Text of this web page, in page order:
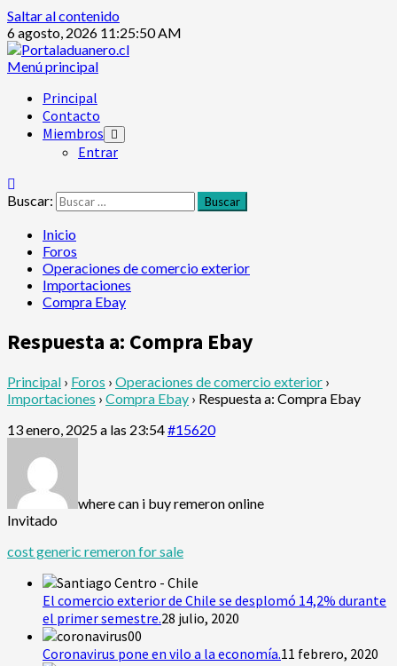
Saltar al contenido
6 agosto, 2026 11:25:50 AM
Menú principal
Principal
Contacto
Miembros
Entrar
Buscar:
Inicio
Foros
Operaciones de comercio exterior
Importaciones
Compra Ebay
Respuesta a: Compra Ebay
Principal › Foros › Operaciones de comercio exterior ›
Importaciones › Compra Ebay › Respuesta a: Compra Ebay
13 enero, 2025 a las 23:54#15620
where can i buy remeron online
Invitado
cost generic remeron for sale
El comercio exterior de Chile se desplomó 14,2% durante
el primer semestre.28 julio, 2020
Coronavirus pone en vilo a la economía.11 febrero, 2020